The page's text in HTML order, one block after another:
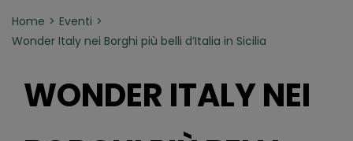
Home
Eventi
Wonder Italy nei Borghi più belli d’Italia in Sicilia
WONDER ITALY NEI